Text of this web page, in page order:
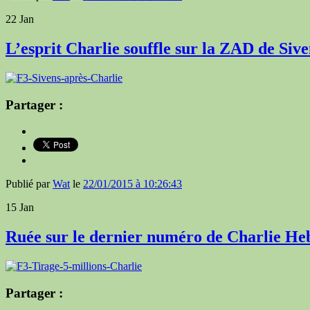
22 Jan
L’esprit Charlie souffle sur la ZAD de
Partager :
Publié parWat le 22/01/2015 à 10:26:43
15 Jan
Ruée sur le dernier numéro de Charlie
Partager :